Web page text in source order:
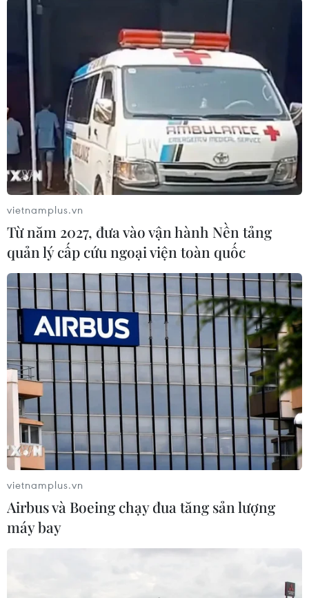
9 trục động lực phát triển của Hà Nội, giữ vai trò trục
không gian xanh trung tâm.
Hà Nội thông qua dự án trục đại lộ cảnh
quan sông Hồng gần 737.000 tỷ đồng
11/05/2026 05:54
Hội đồng Nhân dân thành phố Hà Nội khóa XVII đã
biểu quyết thông qua Nghị quyết về chủ trương đầu tư
Dự án xây dựng Trục đại lộ cảnh quan sông Hồng quy
mô hơn 11.400ha.
vietnamplus.vn
Từ năm 2027, đưa vào vận hành Nền tảng
quản lý cấp cứu ngoại viện toàn quốc
vietnamplus.vn
Airbus và Boeing chạy đua tăng sản lượng
máy bay